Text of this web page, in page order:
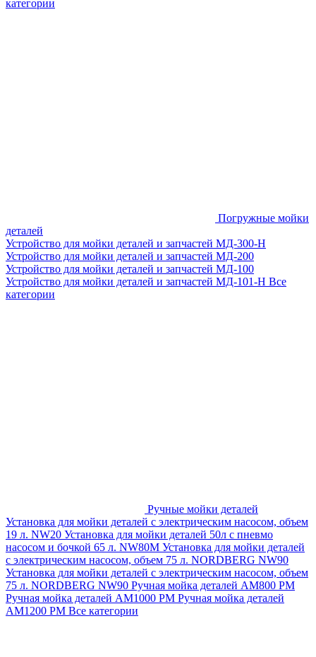
категории
Погружные мойки
деталей
Устройство для мойки деталей и запчастей МД-300-H
Устройство для мойки деталей и запчастей МД-200
Устройство для мойки деталей и запчастей МД-100
Устройство для мойки деталей и запчастей МД-101-Н Все
категории
Ручные мойки деталей
Установка для мойки деталей с электрическим насосом, объем
19 л. NW20 Установка для мойки деталей 50л с пневмо
насосом и бочкой 65 л. NW80M Установка для мойки деталей
с электрическим насосом, объем 75 л. NORDBERG NW90
Установка для мойки деталей с электрическим насосом, объем
75 л. NORDBERG NW90 Ручная мойка деталей АМ800 РМ
Ручная мойка деталей АМ1000 РМ Ручная мойка деталей
АМ1200 РМ Все категории